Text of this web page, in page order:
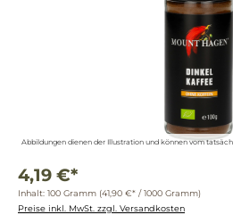
Abbildungen dienen der Illustration und können vom
4,19 €*
Inhalt: 100 Gramm (41,90 €* / 1000 Gramm)
Preise inkl. MwSt. zzgl. Versandkosten